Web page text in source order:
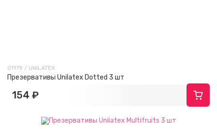
01179 / UNILATEX
Презервативы Unilatex Dotted 3 шт
154 ₽